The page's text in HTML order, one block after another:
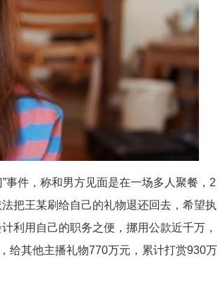
事件，称和男方见面是在一场多人聚餐，2
把王某刷给自己的礼物退还回去，希望执
利用自己的职务之便，挪用公款近千万，
给其他主播礼物770万元，累计打赏930万